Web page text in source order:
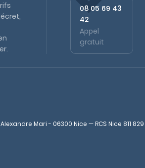
08 05 69 43
42
Appel
gratuit
Alexandre Mari - 06300 Nice — RCS Nice 811